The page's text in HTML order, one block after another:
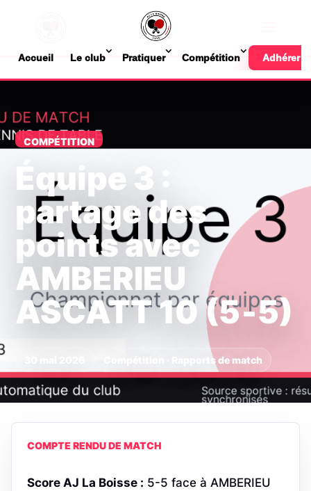
Accueil Le club Pratiquer Compétition Adhérer
COMPÉTITION
Équipe 3 :
partage des
points avec
AMBERIEU
ASCATT 10 (5‑5)
Compétition · Rapports de match
COMPTE RENDU DE MATCH
Score AJ La Boisse : 5-5 face à AMBERIEU